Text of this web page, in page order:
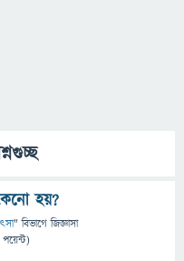
হয়?
" বিভাগে জিজ্ঞাসা
পয়েন্ট)